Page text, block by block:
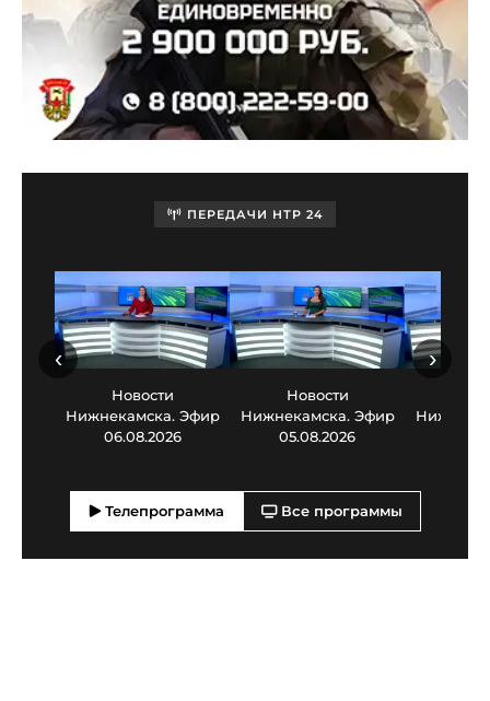
ПЕРЕДАЧИ НТР 24
Новости
Нижнекамска. Эфир
06.08.2026
Новости
Нижнекамска. Эфир
05.08.2026
‹ ›
Телепрограмма Все программы